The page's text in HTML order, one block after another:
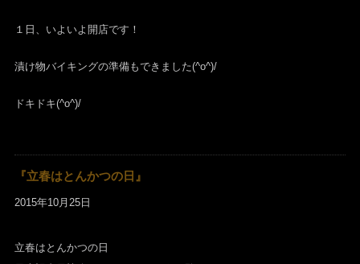
１日、いよいよ開店です！
漬け物バイキングの準備もできました(^o^)/
ドキドキ(^o^)/
『立春はとんかつの日』
2015年10月25日
立春はとんかつの日